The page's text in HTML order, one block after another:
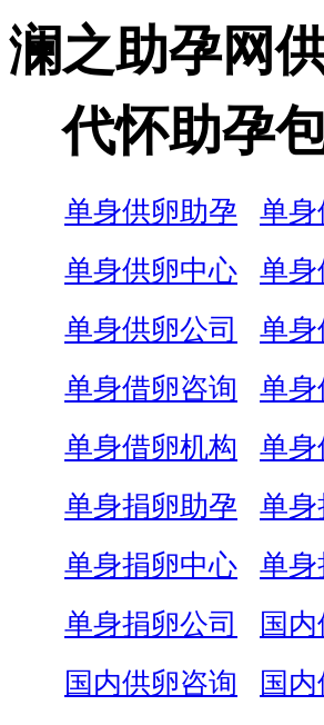
澜之助孕网
代怀助孕
单身供卵助孕
单身
单身供卵中心
单身
单身供卵公司
单身
单身借卵咨询
单身
单身借卵机构
单身
单身捐卵助孕
单身
单身捐卵中心
单身
单身捐卵公司
国
国内供卵咨询
国